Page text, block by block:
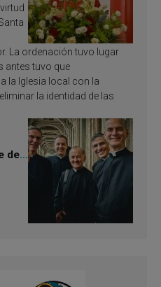
La ordenación tuvo lugar
antes tuvo que
la Iglesia local con la
la identidad de las
de